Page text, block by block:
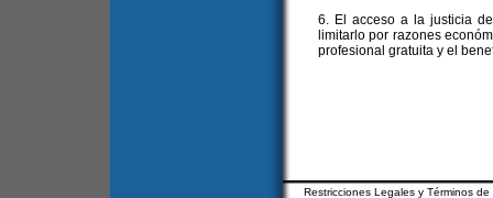
6. El acceso a la justicia
limitarlo por razones
profesional gratuita y el
Restricciones Legales y Términos de